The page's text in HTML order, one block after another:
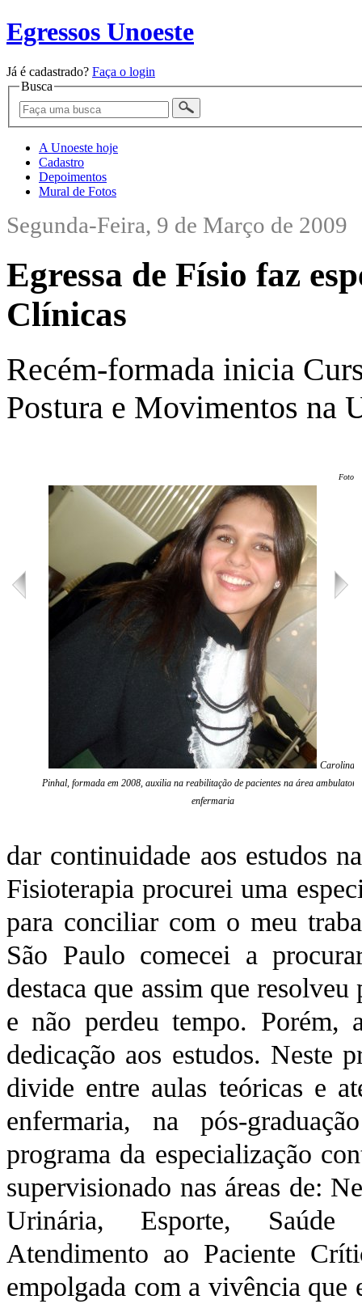
Egressos Unoeste
Já é cadastrado? Faça o login
Busca
A Unoeste hoje
Cadastro
Depoimentos
Mural de Fotos
Segunda-Feira, 9 de Março de 2009
Egressa de Físio faz
Clínicas
Recém-formada inicia
Postura e Movimentos na
Foto:
Carolina
Pinhal, formada em 2008, auxilia na reabilitação de pacientes na área
enfermaria
dar continuidade aos estudos
Fisioterapia procurei uma
para conciliar com o meu
São Paulo comecei a
destaca que assim que
e não perdeu tempo. Porém,
dedicação aos estudos. Neste
divide entre aulas teóricas e
enfermaria, na pós-
programa da especialização
supervisionado nas áreas de:
Urinária, Esporte, Saúde
Atendimento ao Paciente
empolgada com a vivência que